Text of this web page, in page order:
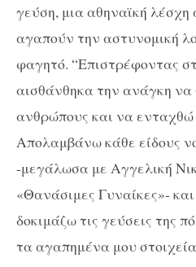
γεύση, μια αθηναϊκή
αγαπούν την αστυνομική
φαγητό. “Επιστρέφοντας
αισθάνθηκα την ανάγκη
ανθρώπους και να ενταχθώ
Απολαμβάνω κάθε είδους
-μεγάλωσα με Αγγελική
«Θανάσιμες Γυναίκες»-
δοκιμάζω τις γεύσεις της
τα αγαπημένα μου